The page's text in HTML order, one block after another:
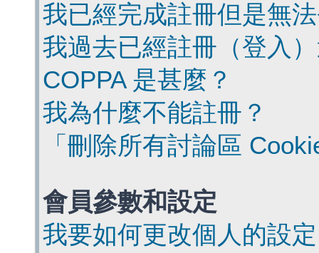
我已經完成註冊但是無
我過去已經註冊（登入
COPPA 是甚麼？
我為什麼不能註冊？
「刪除所有討論區
會員參數和設定
我要如何更改個人的設